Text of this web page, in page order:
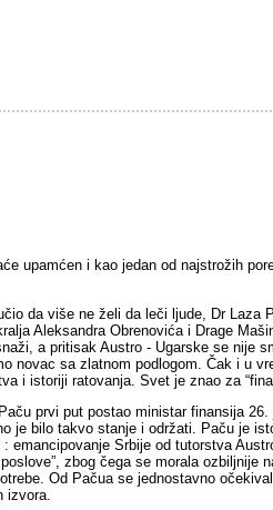
upamćen i kao jedan od najstrožih
da više ne želi da leči ljude, Dr Laza
Aleksandra Obrenovića i Drage
a pritisak Austro - Ugarske se nije
novac sa zlatnom podlogom. Čak i u
i istoriji ratovanja. Svet je znao za
prvi put postao ministar finansija
je bilo takvo stanje i održati. Paču je
: emancipovanje Srbije od tutorstva
zbog čega se morala
Od Pačua se jednostavno
izvora.